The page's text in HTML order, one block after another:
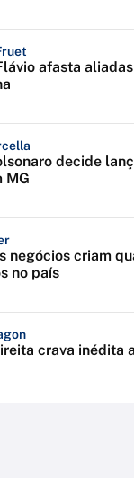
afasta
decide
MG
negócios criam
no país
crava inédita